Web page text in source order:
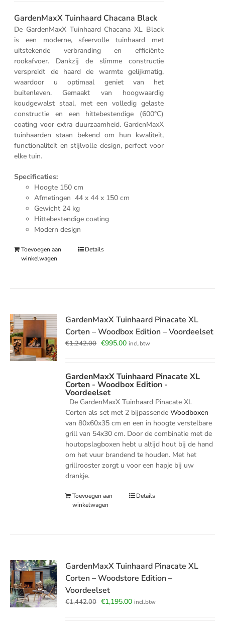
€279.00.
€199.00.
GardenMaxX Tuinhaard Chacana Black
De GardenMaxX Tuinhaard Chacana XL Black
is een moderne, sfeervolle tuinhaard met
uitstekende verbranding en efficiënte
rookafvoer. Dankzij de slimme constructie
verspreidt de haard de warmte gelijkmatig,
waardoor u optimaal geniet van het
buitenleven. Gemaakt van hoogwaardig
koudgewalst staal, met een volledig gelaste
constructie en een hittebestendige (600°C)
coating voor extra duurzaamheid. GardenMaxX
tuinhaarden staan bekend om hun kwaliteit,
functionaliteit en stijlvolle design, perfect voor
elke tuin.
Specificaties:
Hoogte 150 cm
Afmetingen 44 x 44 x 150 cm
Gewicht 24 kg
Hittebestendige coating
Modern design
Toevoegen aan
winkelwagen
Details
GardenMaxX Tuinhaard Pinacate XL
Corten – Woodbox Edition – Voordeelset
€1,242.00 Oorspronkelijke
€1,242.00.
€995.00Huidige
€995.00.
incl.btw
GardenMaxX Tuinhaard Pinacate XL
Corten - Woodbox Edition -
Voordeelset
De GardenMaxX Tuinhaard Pinacate XL
Corten als set met 2 bijpassendeWoodboxen
van 80x60x35 cm en een in hoogte verstelbare
grill van 54x30 cm. Door de combinatie met de
houtopslagboxen hebt u altijd hout bij de hand
om het vuur brandend te houden. Met het
grillrooster zorgt u voor een hapje bij uw
drankje.
Toevoegen aan
winkelwagen
Details
GardenMaxX Tuinhaard Pinacate XL
Corten – Woodstore Edition –
Voordeelset
€1,442.00 Oorspronkelijke
€1,195.00Huidige
incl.btw